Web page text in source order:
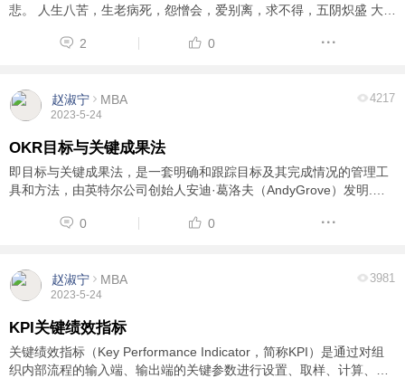
悲。 人生八苦，生老病死，怨憎会，爱别离，求不得，五阴炽盛 大慈
我、輕我、賤我、惡我、騙我、如何處 ...
2 0
赵淑宁 MBA
2023-5-24
4217
OKR目标与关键成果法
即目标与关键成果法，是一套明确和跟踪目标及其完成情况的管理工
具和方法，由英特尔公司创始人安迪·葛洛夫（AndyGrove）发明.
0
0
赵淑宁 MBA
2023-5-24
3981
KPI关键绩效指标
关键绩效指标（Key Performance Indicator，简称KPI）是通过对组
织内部流程的输入端、输出端的关键参数进行设置、取样、计算、分